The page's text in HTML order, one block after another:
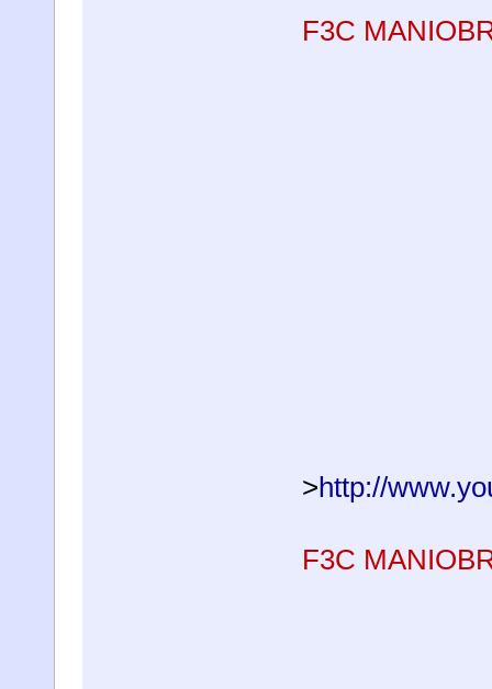
F3C
>http://
F3C